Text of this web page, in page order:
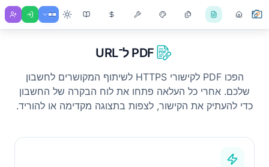
PDF ל־URL
הפכו PDF לקישורי HTTPS לשיתוף המקושרים לחשבון
שלכם. אחרי כל העלאה פתחו את לוח הבקרה של החשבון
כדי להעתיק את הקישור, לצפות בתצוגה מקדימה או להוריד.